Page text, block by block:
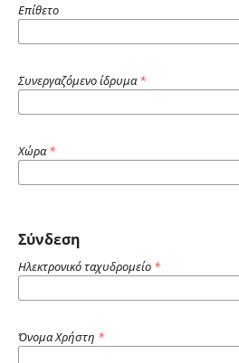
Επίθετο
Συνεργαζόμενο ίδρυμα*
Χώρα*
Σύνδεση
Ηλεκτρονικό ταχυδρομείο *
Όνομα Χρήστη *